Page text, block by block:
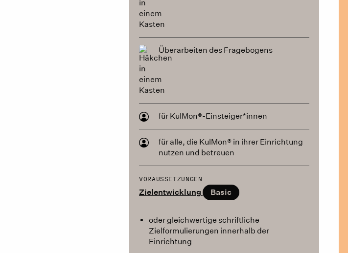
Überarbeiten des Fragebogens
für KulMon®-Einsteiger*innen
für alle, die KulMon® in ihrer Einrichtung
nutzen und betreuen
VORAUSSETZUNGEN
Zielentwicklung Basic
oder gleichwertige schriftliche
Zielformulierungen innerhalb der
Einrichtung